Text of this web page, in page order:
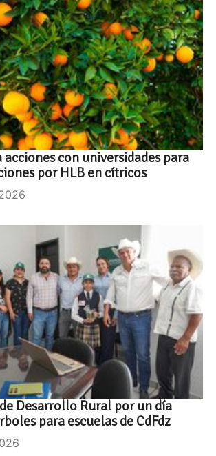
acciones con universidades para
por HLB en cítricos
Desarrollo Rural por un día
para escuelas de CdFdz